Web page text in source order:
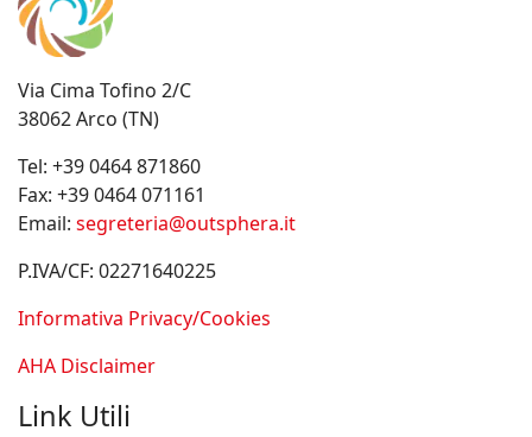
Via Cima Tofino 2/C
38062 Arco (TN)
Tel: +39 0464 871860
Fax: +39 0464 071161
Email: segreteria@outsphera.it
P.IVA/CF: 02271640225
Informativa Privacy/Cookies
AHA Disclaimer
Link Utili